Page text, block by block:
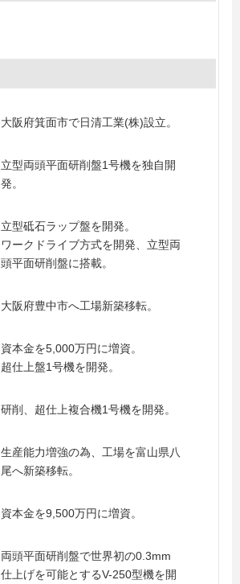
大阪府箕面市で日清工業(株)設立。
立型両頭平面研削盤1号機を独自開
発。
立型砥石ラップ盤を開発。
ワークドライブ方式を開発、立型両
頭平面研削盤に搭載。
大阪府豊中市へ工場新築移転。
資本金を5,000万円に増資。
超仕上盤1号機を開発。
研削、超仕上複合機1号機を開発。
生産能力増強の為、工場を富山県八
尾へ新築移転。
資本金を9,500万円に増資。
両頭平面研削盤で世界初の0.3mm
仕上げを可能とするV-250型機を開